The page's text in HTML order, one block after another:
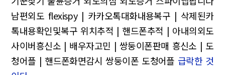
남편외도 flexispy | 카카오톡대화내용복구 | 삭제된카
톡내용확인및복구 위치추적 | 핸드폰추적 | 아내의외도
사이버흥신소 | 배우자고민 | 쌍둥이폰판매 흥신소 | 도
청어플 | 핸드폰화면감시 쌍둥이폰 도청어플 급락한 것